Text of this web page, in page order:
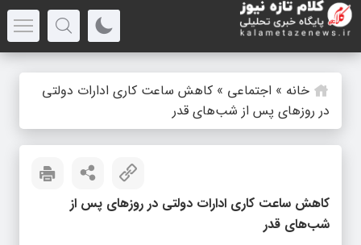
خانه » اجتماعی » کاهش ساعت کاری ادارات دولتی
در روزهای پس از شب‌های قدر
کاهش ساعت کاری ادارات دولتی در روزهای پس از
شب‌های قدر